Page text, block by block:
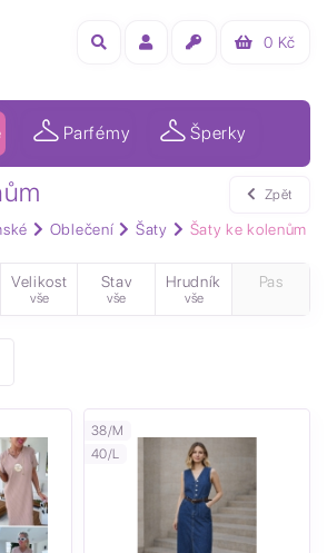
0 Kč
Parfémy Šperky
Oblečení Šaty Šaty ke kolenům
Zpět
Velikost
vše
Stav
vše
Hrudník
vše
Pas
38/M
40/L